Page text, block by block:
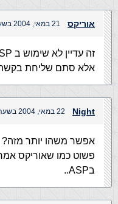
אוריקס 21 במאי, 2004 בשעה 7:13 pm
זה עדיין לא שימוש ב ASP
אלא סתם שליחת
Night 22 במאי, 2004 בשעה 5:30 pm
אפשר משהו יותר מזה?
פשוט כמו שאוריקס
בASP..